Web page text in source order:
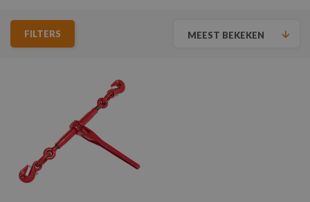
FILTERS MEEST BEKEKEN